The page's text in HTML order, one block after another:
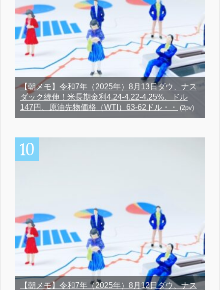
【朝メモ】令和7年（2025年）8月13日ダウ、ナス
ダック続伸！米長期金利4.24-4.22-4.25%、ドル
147円、原油先物価格（WTI）63-62ドル・・
(2pv)
【朝メモ】令和7年（2025年）8月12日ダウ、ナス